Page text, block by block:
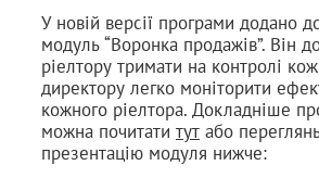
У новій версії програми додано
модуль “Воронка продажів”. Він
ріелтору тримати на контролі
директору легко моніторити
кожного ріелтора. Докладніше
можна почитати тут або
презентацію модуля нижче: